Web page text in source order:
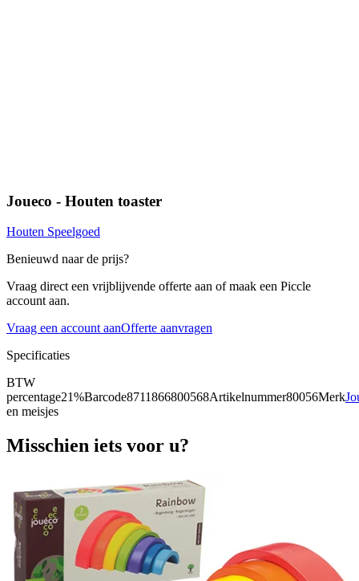
Joueco - Houten toaster
Houten Speelgoed
Benieuwd naar de prijs?
Vraag direct een vrijblijvende offerte aan of maak een Piccle
account aan.
Vraag een account aanOfferte aanvragen
Specificaties
BTW
percentage21%Barcode8711866800568Artikelnummer80056Merk
en meisjes
Misschien iets voor u?